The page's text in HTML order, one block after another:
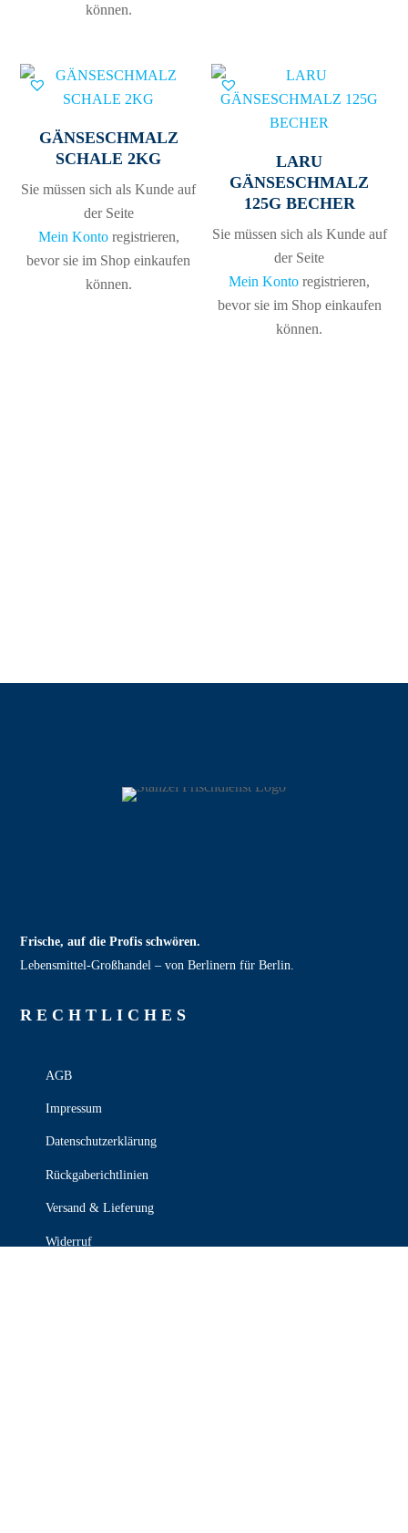
können.
GÄNSESCHMALZ
SCHALE 2KG
Sie müssen sich als Kunde auf
der Seite
Mein Kontoregistrieren,
bevor sie im Shop einkaufen
können.
LARU
GÄNSESCHMALZ
125G BECHER
Sie müssen sich als Kunde auf
der Seite
Mein Konto registrieren,
bevor sie im Shop einkaufen
können.
Frische, auf die Profis schwören.
Lebensmittel‑Großhandel – von Berlinern für Berlin.
RECHT­LICHES
AGB
Impressum
Datenschutzerklärung
Rückgaberichtlinien
Versand & Lieferung
Widerruf